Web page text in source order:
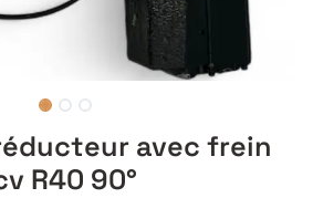
avec frein
R40 90°